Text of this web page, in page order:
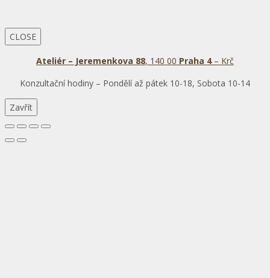
CLOSE
Ateliér – Jeremenkova 88, 140 00 Praha 4– Krč
Konzultační hodiny – Pondělí až pátek 10-18, Sobota 10-14
Zavřít